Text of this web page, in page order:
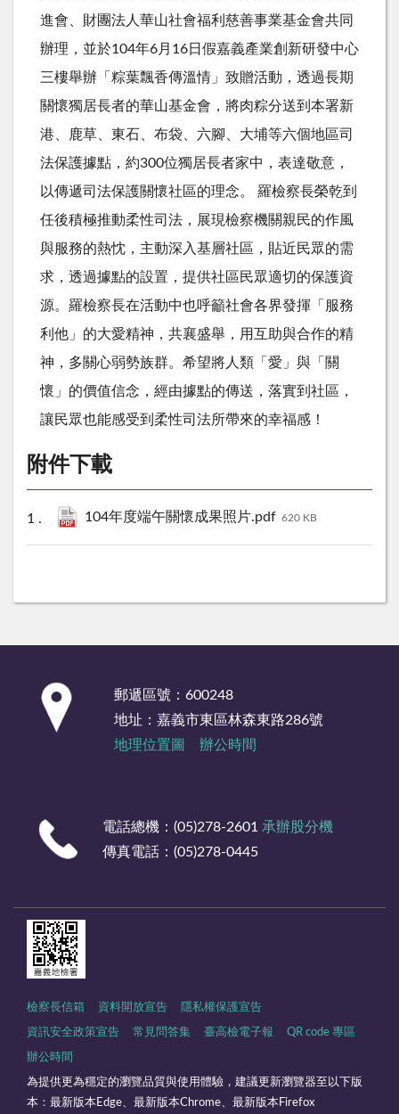
進會、財團法人華山社會福利慈善事業基金會共同
辦理，並於104年6月16日假嘉義產業創新研發中心
三樓舉辦「粽葉飄香傳溫情」致贈活動，透過長期
關懷獨居長者的華山基金會，將肉粽分送到本署新
港、鹿草、東石、布袋、六腳、大埔等六個地區司
法保護據點，約300位獨居長者家中，表達敬意，
以傳遞司法保護關懷社區的理念。 羅檢察長榮乾到
任後積極推動柔性司法，展現檢察機關親民的作風
與服務的熱忱，主動深入基層社區，貼近民眾的需
求，透過據點的設置，提供社區民眾適切的保護資
源。羅檢察長在活動中也呼籲社會各界發揮「服務
利他」的大愛精神，共襄盛舉，用互助與合作的精
神，多關心弱勢族群。希望將人類「愛」與「關
懷」的價值信念，經由據點的傳送，落實到社區，
讓民眾也能感受到柔性司法所帶來的幸福感！
附件下載
104年度端午關懷成果照片.pdf 620 KB
郵遞區號：600248
地址：嘉義市東區林森東路286號
地理位置圖
辦公時間
電話總機：(05)278-2601 承辦股分機
傳真電話：(05)278-0445
檢察長信箱 資料開放宣告 隱私權保護宣告
資訊安全政策宣告 常見問答集 臺高檢電子報 QR code 專區
辦公時間
為提供更為穩定的瀏覽品質與使用體驗，建議更新瀏覽器至以下版
本：最新版本Edge、最新版本Chrome、最新版本Firefox